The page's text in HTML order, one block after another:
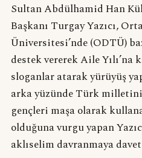
Sultan Abdülhamid Han
Başkanı Turgay Yazıcı,
Üniversitesi’nde (ODTÜ)
destek vererek Aile Yılı’na
sloganlar atarak yürüyüş
arka yüzünde Türk
gençleri maşa olarak
olduğuna vurgu yapan
aklıselim davranmaya